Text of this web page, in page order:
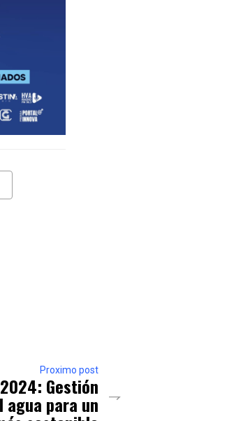
Proximo post
Gestión
agua para un